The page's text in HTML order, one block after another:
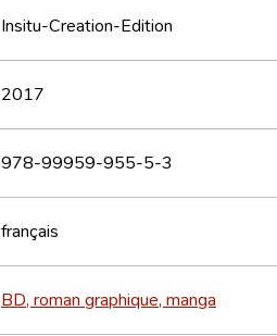
Insitu-Creation-Edition
2017
978-99959-955-5-3
français
BD, roman graphique, manga